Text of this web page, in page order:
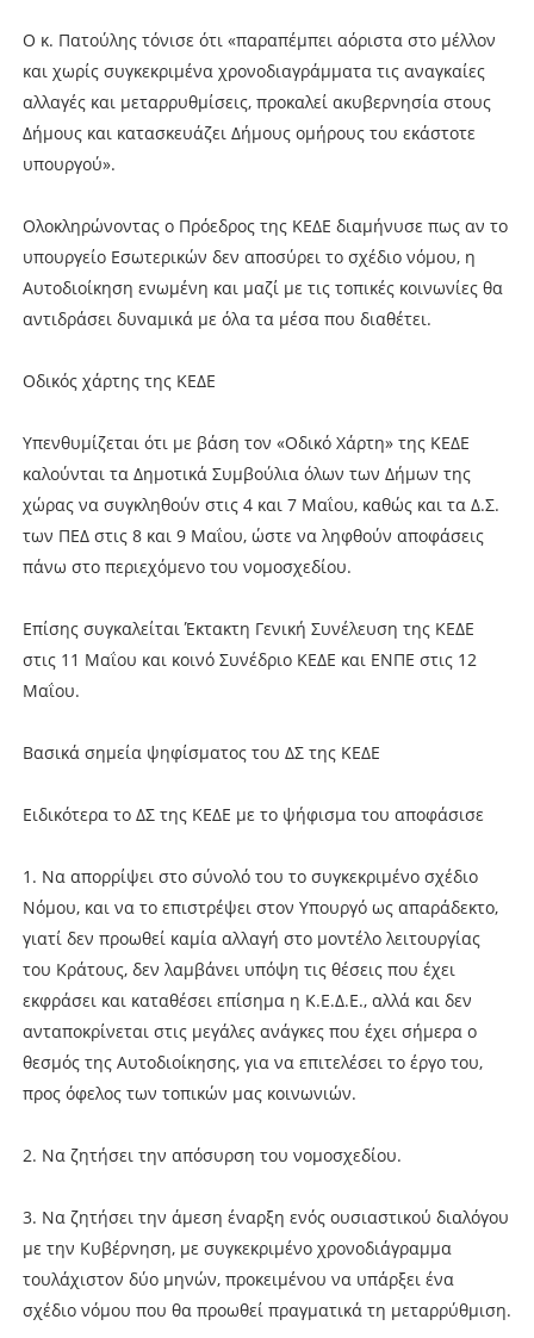
Ο κ. Πατούλης τόνισε ότι «παραπέμπει αόριστα στο μέλλον
και χωρίς συγκεκριμένα χρονοδιαγράμματα τις αναγκαίες
αλλαγές και μεταρρυθμίσεις, προκαλεί ακυβερνησία στους
Δήμους και κατασκευάζει Δήμους ομήρους του εκάστοτε
υπουργού».
Ολοκληρώνοντας ο Πρόεδρος της ΚΕΔΕ διαμήνυσε πως αν το
υπουργείο Εσωτερικών δεν αποσύρει το σχέδιο νόμου, η
Αυτοδιοίκηση ενωμένη και μαζί με τις τοπικές κοινωνίες θα
αντιδράσει δυναμικά με όλα τα μέσα που διαθέτει.
Οδικός χάρτης της ΚΕΔΕ
Υπενθυμίζεται ότι με βάση τον «Οδικό Χάρτη» της ΚΕΔΕ
καλούνται τα Δημοτικά Συμβούλια όλων των Δήμων της
χώρας να συγκληθούν στις 4 και 7 Μαΐου, καθώς και τα Δ.Σ.
των ΠΕΔ στις 8 και 9 Μαΐου, ώστε να ληφθούν αποφάσεις
πάνω στο περιεχόμενο του νομοσχεδίου.
Επίσης συγκαλείται Έκτακτη Γενική Συνέλευση της ΚΕΔΕ
στις 11 Μαΐου και κοινό Συνέδριο ΚΕΔΕ και ΕΝΠΕ στις 12
Μαΐου.
Βασικά σημεία ψηφίσματος του ΔΣ της ΚΕΔΕ
Ειδικότερα το ΔΣ της ΚΕΔΕ με το ψήφισμα του αποφάσισε
1. Να απορρίψει στο σύνολό του το συγκεκριμένο σχέδιο
Νόμου, και να το επιστρέψει στον Υπουργό ως απαράδεκτο,
γιατί δεν προωθεί καμία αλλαγή στο μοντέλο λειτουργίας
του Κράτους, δεν λαμβάνει υπόψη τις θέσεις που έχει
εκφράσει και καταθέσει επίσημα η Κ.Ε.Δ.Ε., αλλά και δεν
ανταποκρίνεται στις μεγάλες ανάγκες που έχει σήμερα ο
θεσμός της Αυτοδιοίκησης, για να επιτελέσει το έργο του,
προς όφελος των τοπικών μας κοινωνιών.
2. Να ζητήσει την απόσυρση του νομοσχεδίου.
3. Να ζητήσει την άμεση έναρξη ενός ουσιαστικού διαλόγου
με την Κυβέρνηση, με συγκεκριμένο χρονοδιάγραμμα
τουλάχιστον δύο μηνών, προκειμένου να υπάρξει ένα
σχέδιο νόμου που θα προωθεί πραγματικά τη μεταρρύθμιση.